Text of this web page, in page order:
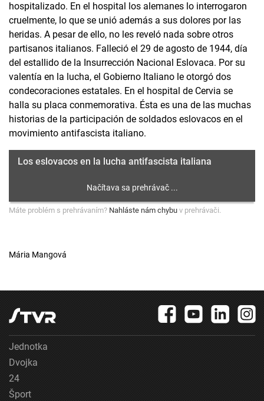
hospitalizado. En el hospital los alemanes lo interrogaron
cruelmente, lo que se unió además a sus dolores por las
heridas. A pesar de ello, no les reveló nada sobre otros
partisanos italianos. Falleció el 29 de agosto de 1944, día
del estallido de la Insurrección Nacional Eslovaca. Por su
valentía en la lucha, el Gobierno Italiano le otorgó dos
condecoraciones estatales. En el hospital de Cervia se
halla su placa conmemorativa. Ésta es una de las muchas
historias de la participación de soldados eslovacos en el
movimiento antifascista italiano.
Los eslovacos en la lucha antifascista italiana
Máte problém s prehrávaním? Nahláste nám chybu v prehrávači.
Mária Mangová
Jednotka
Dvojka
24
Šport